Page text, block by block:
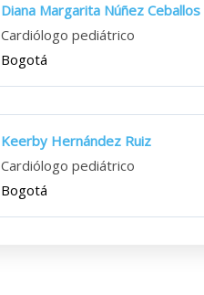
Diana Margarita Núñez Ceballos
Cardiólogo pediátrico
Bogotá
Keerby Hernández Ruiz
Cardiólogo pediátrico
Bogotá